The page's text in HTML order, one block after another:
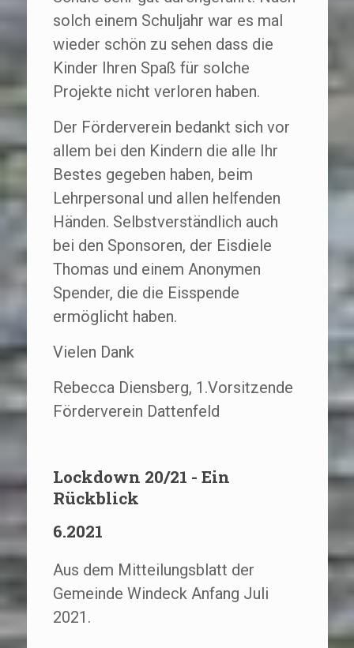
solch einem Schuljahr war es mal
wieder schön zu sehen dass die
Kinder Ihren Spaß für solche
Projekte nicht verloren haben.
Der Förderverein bedankt sich vor
allem bei den Kindern die alle Ihr
Bestes gegeben haben, beim
Lehrpersonal und allen helfenden
Händen. Selbstverständlich auch
bei den Sponsoren, der Eisdiele
Thomas und einem Anonymen
Spender, die die Eisspende
ermöglicht haben.
Vielen Dank
Rebecca Diensberg, 1.Vorsitzende
Förderverein Dattenfeld
Lockdown 20/21 - Ein
Rückblick
6.2021
Aus dem Mitteilungsblatt der
Gemeinde Windeck Anfang Juli
2021.